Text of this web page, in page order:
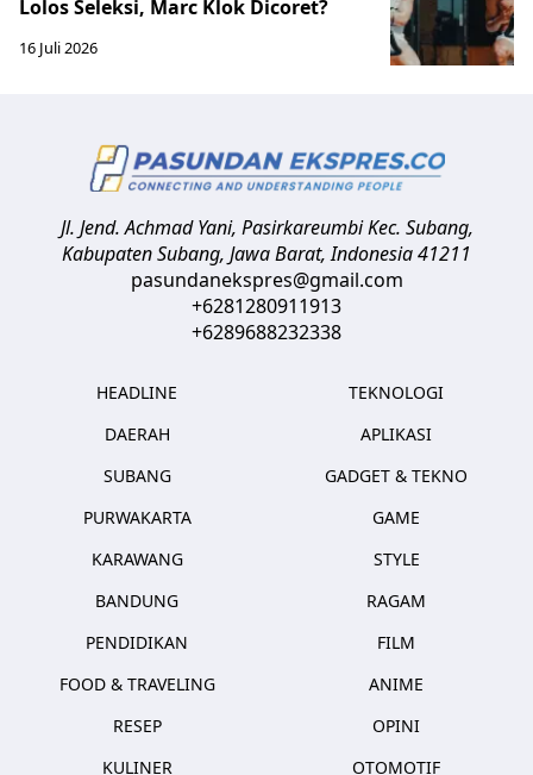
Lolos Seleksi, Marc Klok Dicoret?
16 Juli 2026
Jl. Jend. Achmad Yani, Pasirkareumbi Kec. Subang,
Kabupaten Subang, Jawa Barat,Indonesia41211
pasundanekspres@gmail.com
+6281280911913
+6289688232338
HEADLINE
DAERAH
SUBANG
PURWAKARTA
KARAWANG
BANDUNG
PENDIDIKAN
FOOD & TRAVELING
RESEP
KULINER
TEKNOLOGI
APLIKASI
GADGET & TEKNO
GAME
STYLE
RAGAM
FILM
ANIME
OPINI
OTOMOTIF